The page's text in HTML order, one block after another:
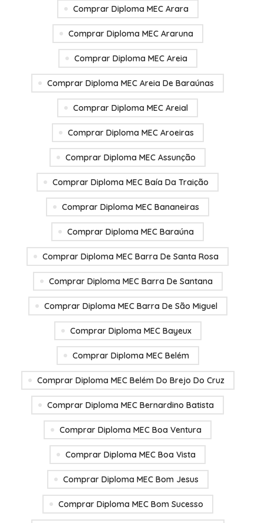
Comprar Diploma MEC Arara
Comprar Diploma MEC Araruna
Comprar Diploma MEC Areia
Comprar Diploma MEC Areia De Baraúnas
Comprar Diploma MEC Areial
Comprar Diploma MEC Aroeiras
Comprar Diploma MEC Assunção
Comprar Diploma MEC Baía Da Traição
Comprar Diploma MEC Bananeiras
Comprar Diploma MEC Baraúna
Comprar Diploma MEC Barra De Santa Rosa
Comprar Diploma MEC Barra De Santana
Comprar Diploma MEC Barra De São Miguel
Comprar Diploma MEC Bayeux
Comprar Diploma MEC Belém
Comprar Diploma MEC Belém Do Brejo Do Cruz
Comprar Diploma MEC Bernardino Batista
Comprar Diploma MEC Boa Ventura
Comprar Diploma MEC Boa Vista
Comprar Diploma MEC Bom Jesus
Comprar Diploma MEC Bom Sucesso